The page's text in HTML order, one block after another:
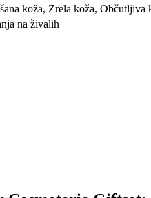
koža, Zrela koža, Občutljiva
na živalih